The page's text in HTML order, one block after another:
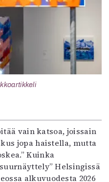
vain katsoa, joissain
jopa haistella, mutta
Kuinka
Helsingissä
alkuvuodesta 2026